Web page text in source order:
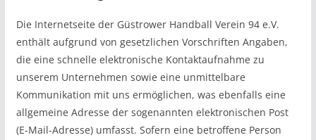
Die Internetseite der Güstrower Handball Verein 94 e.V.
enthält aufgrund von gesetzlichen Vorschriften Angaben,
die eine schnelle elektronische Kontaktaufnahme zu
unserem Unternehmen sowie eine unmittelbare
Kommunikation mit uns ermöglichen, was ebenfalls eine
allgemeine Adresse der sogenannten elektronischen Post
(E-Mail-Adresse) umfasst. Sofern eine betroffene Person